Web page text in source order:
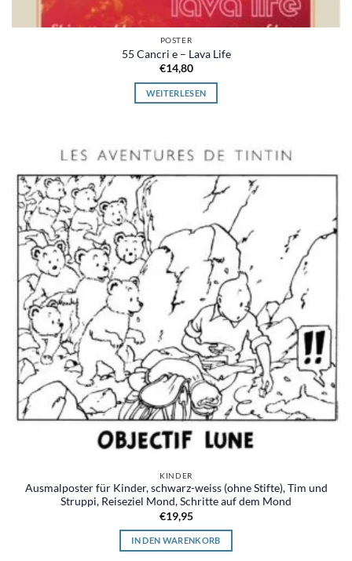
POSTER
55 Cancri e – Lava Life
€14,80
WEITERLESEN
KINDER
Ausmalposter für Kinder, schwarz-weiss (ohne Stifte), Tim und
Struppi, Reiseziel Mond, Schritte auf dem Mond
€19,95
IN DEN WARENKORB